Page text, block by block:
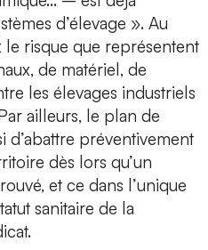
d’élevage ». Au
le risque que représentent
de matériel, de
les élevages industriels
ailleurs, le plan de
d’abattre préventivement
dès lors qu’un
et ce dans l’unique
sanitaire de la